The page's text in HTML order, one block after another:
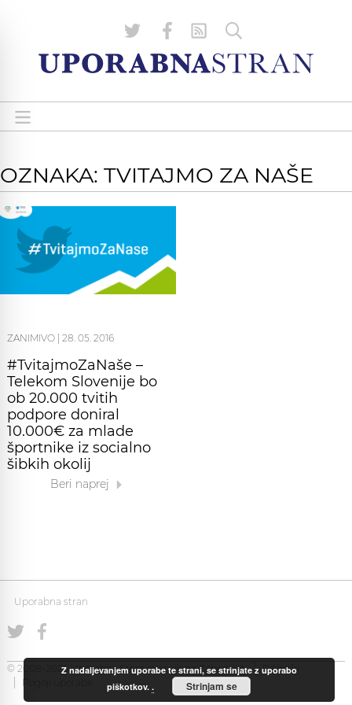
OZNAKA: TVITAJMO ZA NAŠE
ZANIMIVO 28. 05. 2016
#TvitajmoZaNaše –
Telekom Slovenije bo
ob 20.000 tvitih
podpore doniral
10.000€ za mlade
športnike iz socialno
šibkih okolij
Beri naprej
Uporabna stran
© 2008-2026 Uporabna Stran gostuje naZabec.net
Piškotki
Pogoji uporabe
Z nadaljevanjem uporabe te strani, se strinjate z uporabo
piškotkov.. Strinjam se